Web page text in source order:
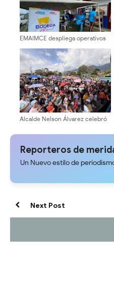
EMAIMCE despliega operativos
Bodega Móvil en tres sectores
de Campo Elías
Alcalde Nelson Álvarez celebró
el Día del Niño con más de
2.000 asistentes
Reporteros de
Un Nuevo estilo de
Next Post